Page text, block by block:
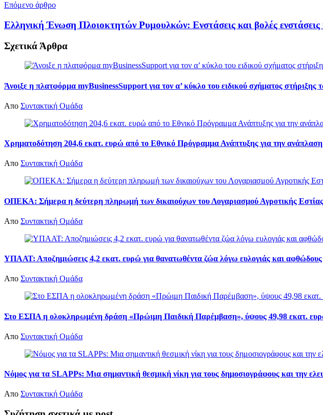
Επόμενο άρθρο
Ελληνική Ένωση Πλοιοκτητών Ρυμουλκών: Ενστάσεις και βολές
Σχετικά Άρθρα
Άνοιξε η πλατφόρμα myBusinessSupport για τον α’ κύκλο του ειδικού σχήματος στήριξης
Απο Συντακτική Ομάδα
Χρηματοδότηση 204,6 εκατ. ευρώ από το Εθνικό Πρόγραμμα Ανάπτυξης για την
Απο Συντακτική Ομάδα
ΟΠΕΚΑ: Σήμερα η δεύτερη πληρωμή των δικαιούχων του Λογαριασμού Αγροτικής Εστίας
Απο Συντακτική Ομάδα
ΥΠΑΑΤ: Αποζημιώσεις 4,2 εκατ. ευρώ για θανατωθέντα ζώα λόγω ευλογιάς και αφθώδους
Απο Συντακτική Ομάδα
Στο ΕΣΠΑ η ολοκληρωμένη δράση «Πρώιμη Παιδική Παρέμβαση», ύψους 49,98 εκατ.
Απο Συντακτική Ομάδα
Νόμος για τα SLAPPs: Μια σημαντική θεσμική νίκη για τους δημοσιογράφους και την
Απο Συντακτική Ομάδα